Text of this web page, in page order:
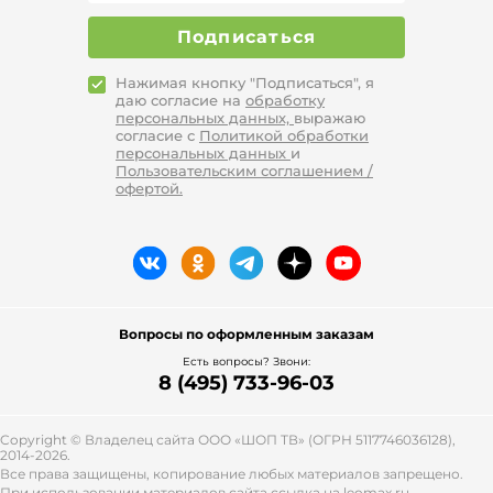
Подписаться
Нажимая кнопку "Подписаться", я
даю согласие на обработку
персональных данных, выражаю
согласие с Политикой обработки
персональных данных и
Пользовательским соглашением /
офертой.
Вопросы по оформленным заказам
Есть вопросы? Звони:
8 (495) 733-96-03
Copyright © Владелец сайта ООО «ШОП ТВ» (ОГРН 5117746036128),
2014-2026.
Все права защищены, копирование любых материалов запрещено.